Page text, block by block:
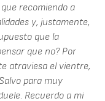
recomiendo a
y, justamente,
que la
que no? Por
atraviesa el vientre,
para muy
Recuerdo a mi